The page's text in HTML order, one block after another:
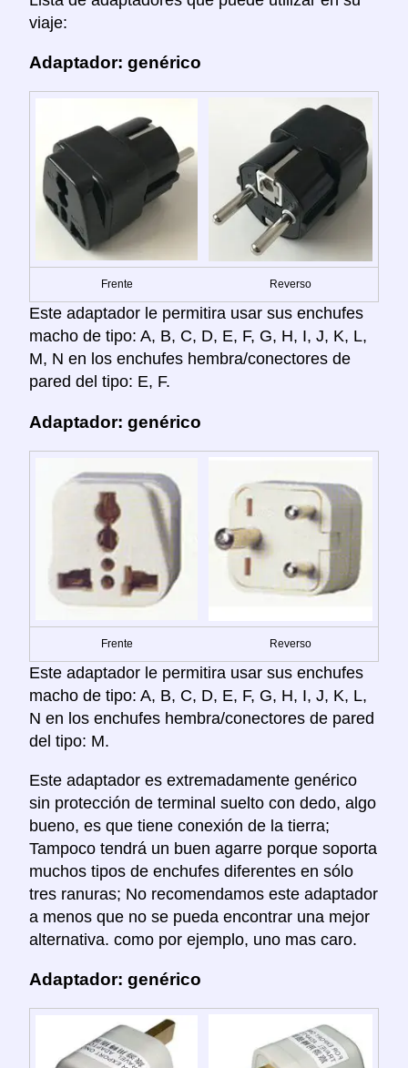
viaje:
Adaptador: genérico
Frente Reverso
Este adaptador le permitira usar sus enchufes
macho de tipo: A, B, C, D, E, F, G, H, I, J, K, L,
M, N en los enchufes hembra/conectores de
pared del tipo: E, F.
Adaptador: genérico
Frente Reverso
Este adaptador le permitira usar sus enchufes
macho de tipo: A, B, C, D, E, F, G, H, I, J, K, L,
N en los enchufes hembra/conectores de pared
del tipo: M.
Este adaptador es extremadamente genérico
sin protección de terminal suelto con dedo, algo
bueno, es que tiene conexión de la tierra;
Tampoco tendrá un buen agarre porque soporta
muchos tipos de enchufes diferentes en sólo
tres ranuras; No recomendamos este adaptador
a menos que no se pueda encontrar una mejor
alternativa. como por ejemplo, uno mas caro.
Adaptador: genérico